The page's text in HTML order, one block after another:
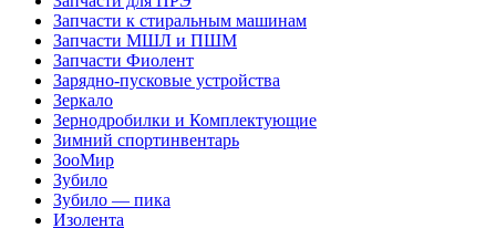
Запчасти к стиральным машинам
Запчасти МШЛ и ПШМ
Запчасти Фиолент
Зарядно-пусковые устройства
Зеркало
Зернодробилки и Комплектующие
Зимний спортинвентарь
ЗооМир
Зубило
Зубило — пика
Изолента